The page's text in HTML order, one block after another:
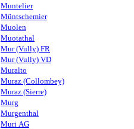
Muntelier
Müntschemier
Muolen
Muotathal
Mur (Vully) FR
Mur (Vully) VD
Muralto
Muraz (Collombey)
Muraz (Sierre)
Murg
Murgenthal
Muri AG